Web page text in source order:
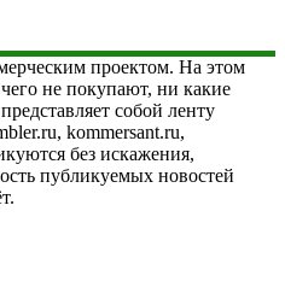
проектом. На этом
не покупают, ни какие
собой ленту
kommersant.ru,
без искажения,
публикуемых новостей